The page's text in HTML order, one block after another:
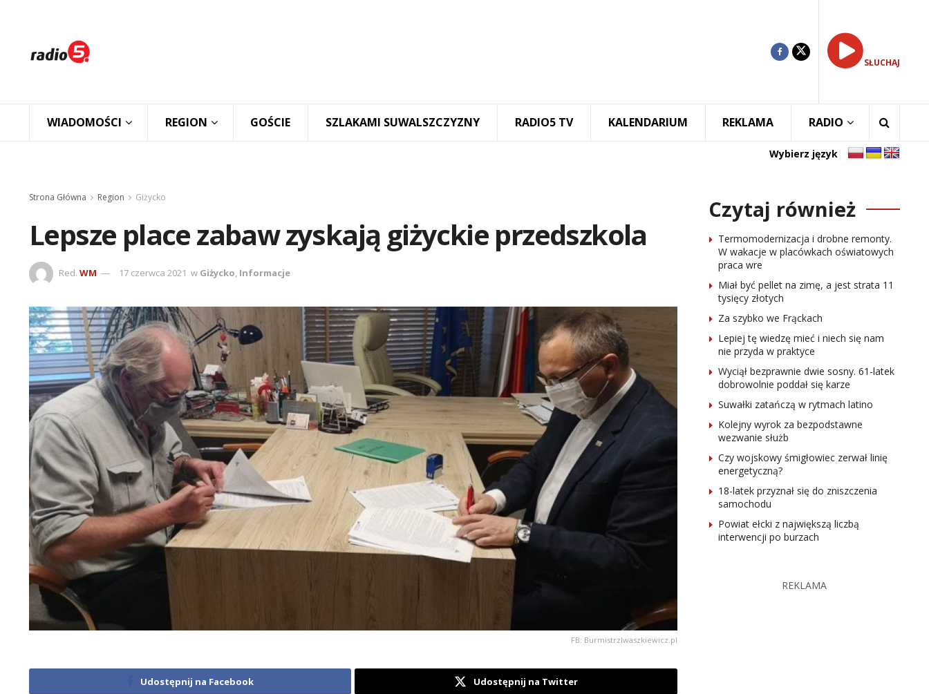
SŁUCHAJ
WIADOMOŚCI REGION GOŚCIE SZLAKAMI SUWALSZCZYZNY RADIO5 TV KALENDARIUM REKLAMA RADIO
Wybierz język
Strona Główna Region Giżycko
Lepsze place zabaw zyskają giżyckie przedszkola
Red. WM 17 czerwca 2021 w Giżycko, Informacje
FB: BurmistrzIwaszkiewicz.pl
Udostępnij na Facebook Udostępnij na Twitter
Czytaj również
Termomodernizacja i drobne remonty.
W wakacje w placówkach oświatowych
praca wre
Miał być pellet na zimę, a jest strata 11
tysięcy złotych
Za szybko we Frąckach
Lepiej tę wiedzę mieć i niech się nam
nie przyda w praktyce
Wyciął bezprawnie dwie sosny. 61-latek
dobrowolnie poddał się karze
Suwałki zatańczą w rytmach latino
Kolejny wyrok za bezpodstawne
wezwanie służb
Czy wojskowy śmigłowiec zerwał linię
energetyczną?
18-latek przyznał się do zniszczenia
samochodu
Powiat ełcki z największą liczbą
interwencji po burzach
REKLAMA